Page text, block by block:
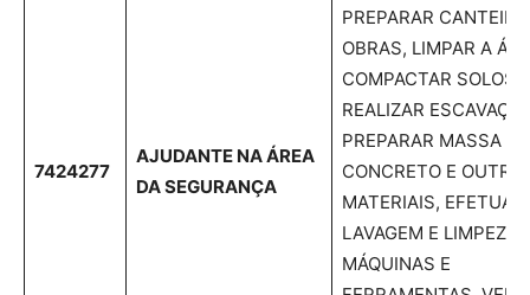
7424277
AJUDANTE NA ÁREA
DA SEGURANÇA
PREPARAR
OBRAS, LIMPAR A
COMPACTAR SOLOS,
REALIZAR
PREPARAR MASSA DE
CONCRETO E
MATERIAIS, EFETUAR
LAVAGEM E LIMPEZA
MÁQUINAS E